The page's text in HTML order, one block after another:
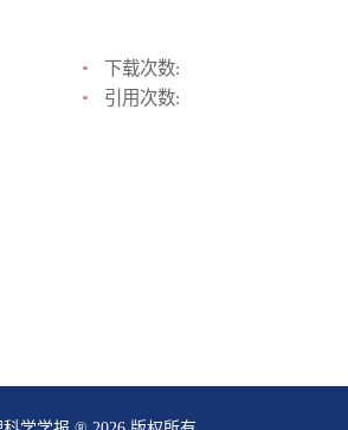
下载次数:
引用次数: